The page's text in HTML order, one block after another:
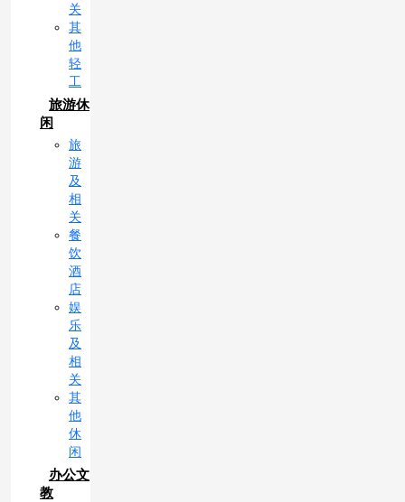
关
其
他
轻
工
旅游休
闲
旅
游
及
相
关
餐
饮
酒
店
娱
乐
及
相
关
其
他
休
闲
办公文
教